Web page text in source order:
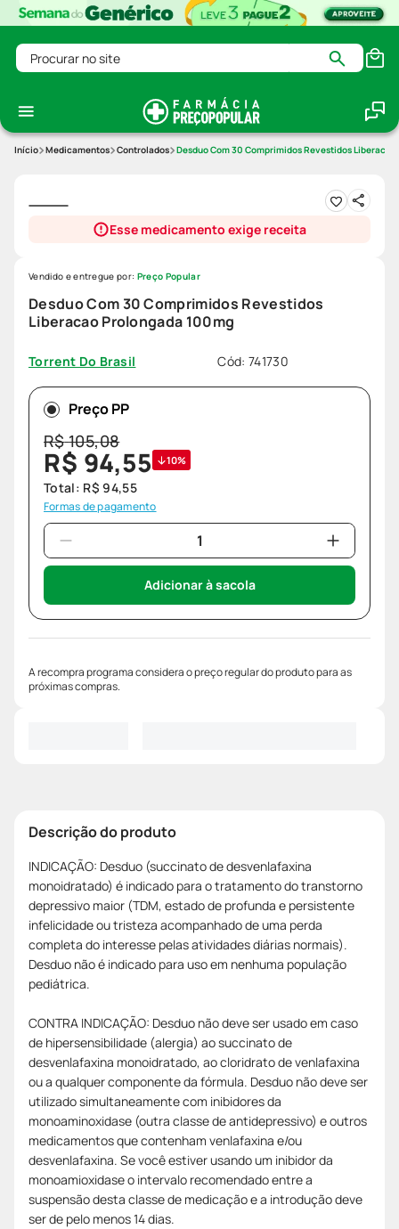
Procurar no site
Medicamentos Controlados Desduo Com 30 Comprimidos Revestidos
Esse medicamento exige receita
Desduo Com 30 Comprimidos Revestidos
Liberacao Prolongada 100mg
Torrent Do Brasil Cód:741730
Vendido e entregue por: Preço Popular
Preço PP
R$105,08
R$ 94,55 10%
Total: R$ 94,55
Formas de pagamento
Adicionar à sacola
A recompra programa considera o preço regular do produto para as
próximas compras.
Descrição do produto
INDICAÇÃO: Desduo (succinato de desvenlafaxina
monoidratado) é indicado para o tratamento do transtorno
depressivo maior (TDM, estado de profunda e persistente
infelicidade ou tristeza acompanhado de uma perda
completa do interesse pelas atividades diárias normais).
Desduo não é indicado para uso em nenhuma população
pediátrica.
CONTRA INDICAÇÃO: Desduo não deve ser usado em caso
de hipersensibilidade (alergia) ao succinato de
desvenlafaxina monoidratado, ao cloridrato de venlafaxina
ou a qualquer componente da fórmula. Desduo não deve ser
utilizado simultaneamente com inibidores da
monoaminoxidase (outra classe de antidepressivo) e outros
medicamentos que contenham venlafaxina e/ou
desvenlafaxina. Se você estiver usando um inibidor da
monoamioxidase o intervalo recomendado entre a
suspensão desta classe de medicação e a introdução deve
ser de pelo menos 14 dias.